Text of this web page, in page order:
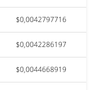
$0,0042797716
$0,0042286197
$0,0044668919